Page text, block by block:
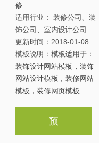
修
适用行业： 装修公司、装
饰公司、室内设计公司
更新时间： 2018-01-08
模板说明： 模板适用于：
装饰设计网站模板，装饰
网站设计模板，装修网站
模板，装修网页模板
预